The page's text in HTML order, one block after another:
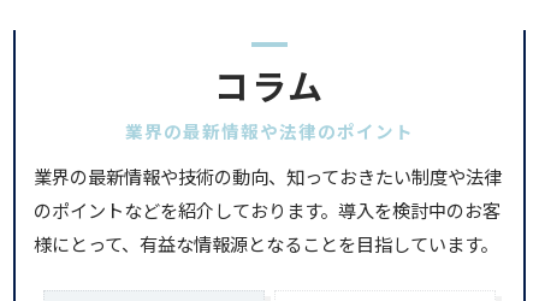
業界の最新情報や法律のポイント
コラム
業界の最新情報や技術の動向、知っておきたい制度や法律
のポイントなどを紹介しております。導入を検討中のお客
様にとって、有益な情報源となることを目指しています。